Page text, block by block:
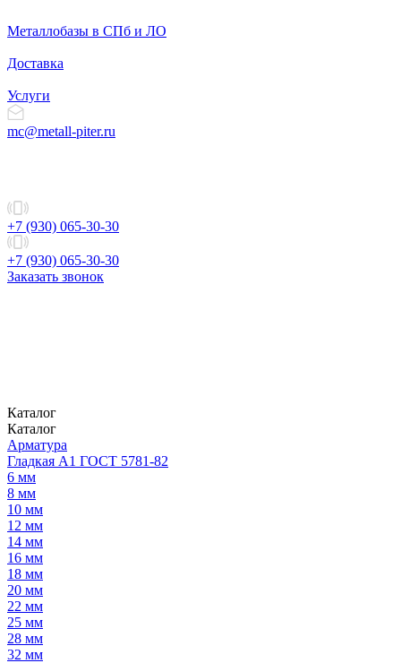
Металлобазы в СПб и ЛО
Доставка
Услуги
mc@metall-piter.ru
+7 (930) 065-30-30
+7 (930) 065-30-30
Заказать звонок
Каталог
Каталог
Арматура
Гладкая А1 ГОСТ 5781-82
6 мм
8 мм
10 мм
12 мм
14 мм
16 мм
18 мм
20 мм
22 мм
25 мм
28 мм
32 мм